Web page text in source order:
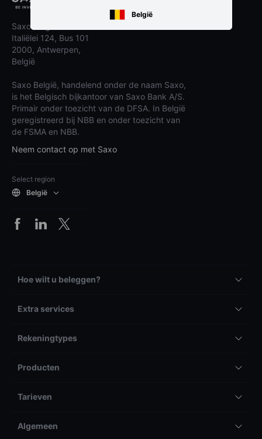
België
Saxo België
Italiëlei 124, Bus 101
2000, Antwerpen,
België
Saxo België, handelend onder de naam Saxo,
is het Belgisch bijkantoor van Saxo Bank A/S.
Primair onder toezicht van de DFSA. In België
geregistreerd bij NBB en onder toezicht van
de FSMA en NBB.
Neem contact op met Saxo
Select region
België
Hoe wilt u beleggen?
Extra services
Rekeningtypes
Producten
Tarieven
Algemeen